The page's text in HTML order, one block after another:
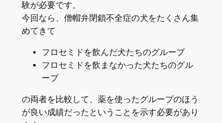
験が必要です。
今回なら、僧帽弁閉鎖不全症の犬をたくさん集
めてきて
フロセミドを飲んだ犬たちのグループ
フロセミドを飲まなかった犬たちのグル
ープ
の両者を比較して、薬を使ったグループのほう
が良い成績だったということを示す必要があり